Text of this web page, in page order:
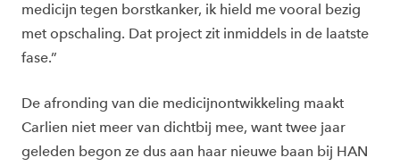
medicijn tegen borstkanker, ik hield me vooral bezig
met opschaling. Dat project zit inmiddels in de laatste
fase.”
De afronding van die medicijnontwikkeling maakt
Carlien niet meer van dichtbij mee, want twee jaar
geleden begon ze dus aan haar nieuwe baan bij HAN